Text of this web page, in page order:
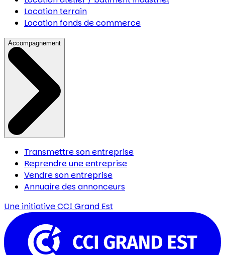
Location terrain
Location fonds de commerce
Accompagnement
Transmettre son entreprise
Reprendre une entreprise
Vendre son entreprise
Annuaire des annonceurs
Une initiativeCCI Grand Est